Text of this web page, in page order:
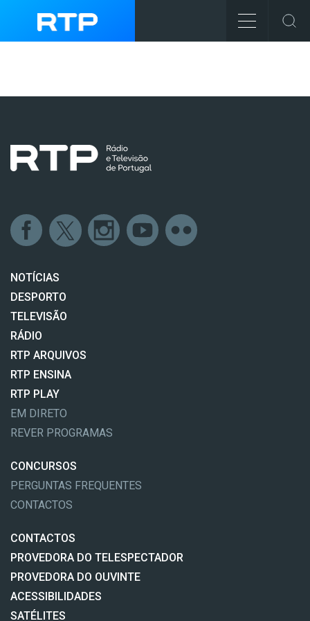
NOTÍCIAS
DESPORTO
TELEVISÃO
RÁDIO
RTP ARQUIVOS
RTP ENSINA
RTP PLAY
EM DIRETO
REVER PROGRAMAS
CONCURSOS
PERGUNTAS FREQUENTES
CONTACTOS
CONTACTOS
PROVEDORA DO TELESPECTADOR
PROVEDORA DO OUVINTE
ACESSIBILIDADES
SATÉLITES